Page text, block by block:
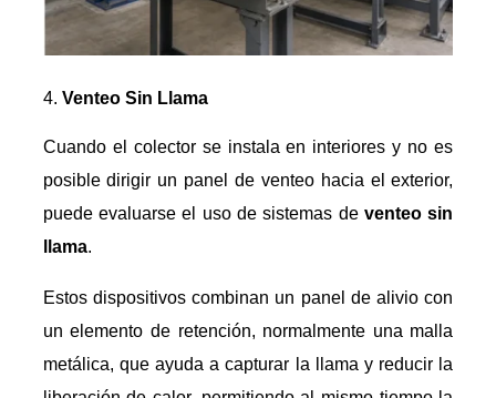
Venteo Sin Llama
Cuando el colector se instala en interiores y no es
posible dirigir un panel de venteo hacia el exterior,
puede evaluarse el uso de sistemas deventeo sin
llama.
Estos dispositivos combinan un panel de alivio con
un elemento de retención, normalmente una malla
metálica, que ayuda a capturar la llama y reducir la